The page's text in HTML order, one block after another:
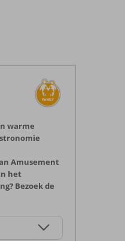
warme
Amusement
het
Bezoek de